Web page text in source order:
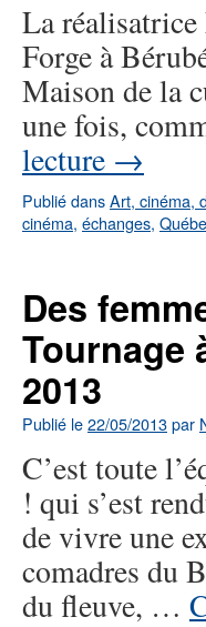
La
Forge à
Maison de la
une fois,
lecture →
Publié dansArt, cinéma,
cinéma, échanges,
Des
Tournage
2013
Publié le22/05/2013par
C’est toute
! qui s’est
de vivre une
comadres du
du fleuve, …